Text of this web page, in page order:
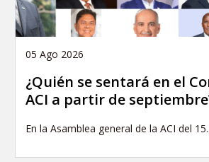
05 Ago 2026
¿Quién se sentará en el
ACI a partir de
En la Asamblea general de la ACI del